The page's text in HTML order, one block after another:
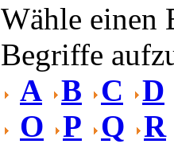
Wähle einen
Begriffe
A B C
D
O P Q R